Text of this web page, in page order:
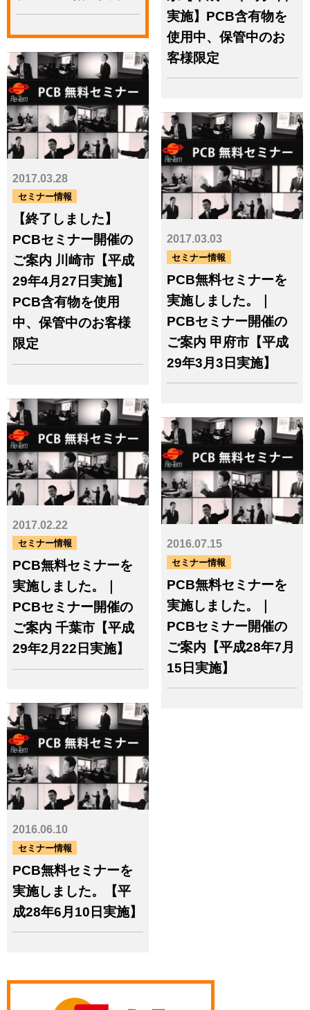
実施】PCB含有物を
使用中、保管中のお
客様限定
2017.03.28
セミナー情報
【終了しました】
PCBセミナー開催の
ご案内 川崎市【平成
29年4月27日実施】
PCB含有物を使用
中、保管中のお客様
限定
2017.03.03
セミナー情報
PCB無料セミナーを
実施しました。｜
PCBセミナー開催の
ご案内 甲府市【平成
29年3月3日実施】
2017.02.22
セミナー情報
PCB無料セミナーを
実施しました。｜
PCBセミナー開催の
ご案内 千葉市【平成
29年2月22日実施】
2016.07.15
セミナー情報
PCB無料セミナーを
実施しました。｜
PCBセミナー開催の
ご案内【平成28年7月
15日実施】
2016.06.10
セミナー情報
PCB無料セミナーを
実施しました。【平
成28年6月10日実施】